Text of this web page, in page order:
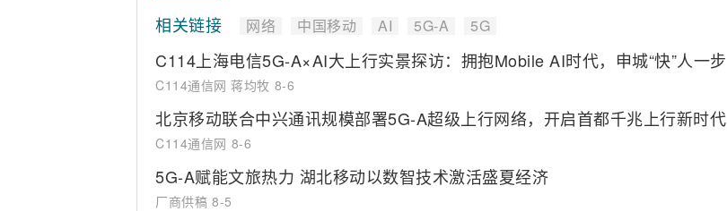
相关链接 网络 中国移动 AI 5G-A 5G
C114上海电信5G-A×AI大上行实景探访：拥抱Mobile AI时代，申城“快”人一步
C114通信网 蒋均牧 8-6
北京移动联合中兴通讯规模部署5G-A超级上行网络，开启首都千兆上行新时代
C114通信网 8-6
5G-A赋能文旅热力 湖北移动以数智技术激活盛夏经济
厂商供稿 8-5